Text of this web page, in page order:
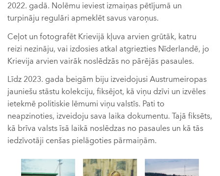
2022. gadā. Nolēmu ieviest izmaiņas pētījumā un
turpināju regulāri apmeklēt savus varoņus.
Ceļot un fotografēt Krievijā kļuva arvien grūtāk, katru
reizi nezināju, vai izdosies atkal atgriezties Nīderlandē, jo
Krievija arvien vairāk noslēdzās no pārējās pasaules.
Līdz 2023. gada beigām biju izveidojusi Austrumeiropas
jauniešu stāstu kolekciju, fiksējot, kā viņu dzīvi un izvēles
ietekmē politiskie lēmumi viņu valstīs. Pati to
neapzinoties, izveidoju sava laika dokumentu. Tajā fiksēts,
kā brīva valsts īsā laikā noslēdzas no pasaules un kā tās
iedzīvotāji cenšas pielāgoties pārmaiņām.